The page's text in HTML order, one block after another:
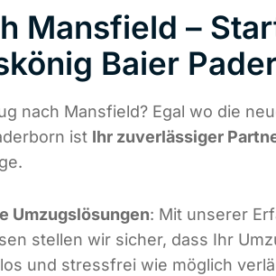
Mansfield –
Baier
nach Mansfield? Egal wo die
ist Ihr zuverlässiger
Umzugslösungen: Mit unserer
stellen wir sicher, dass Ihr
und stressfrei wie möglich